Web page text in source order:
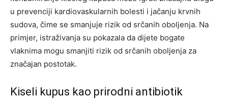
u prevenciji kardiovaskularnih bolesti i jačanju krvnih
sudova, čime se smanjuje rizik od srčanih oboljenja. Na
primjer, istraživanja su pokazala da dijete bogate
vlaknima mogu smanjiti rizik od srčanih oboljenja za
značajan postotak.
Kiseli kupus kao prirodni antibiotik